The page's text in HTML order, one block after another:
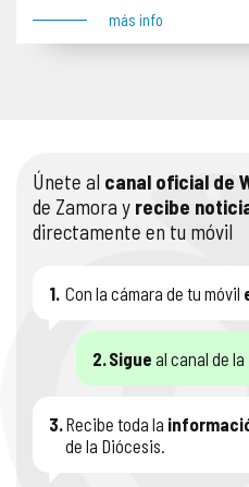
más info
Únete al canal oficial de
de Zamora y recibe
directamente en tu móvil
1. Con la cámara de tu móvil
2. Sigue al canal de la
3. Recibe toda la
de la Diócesis.